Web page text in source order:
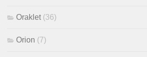
Oraklet (36)
Orion (7)